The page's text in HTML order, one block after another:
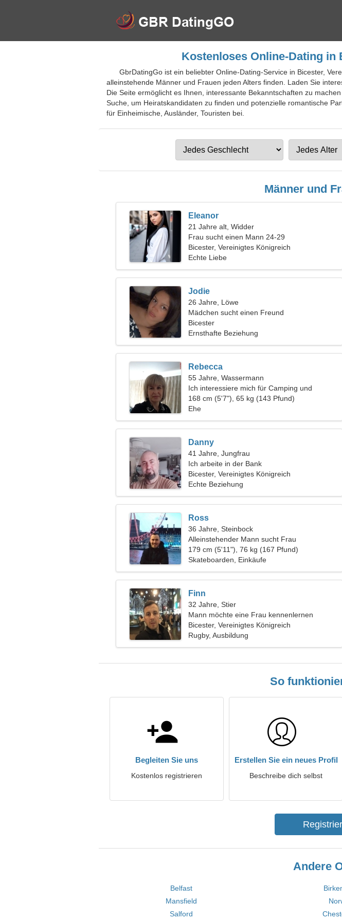
Kostenloses Online-Dating
GbrDatingGo ist ein beliebter Online-Dating-Service in Bicester,
alleinstehende Männer und Frauen jeden Alters finden. Laden Sie
Die Seite ermöglicht es Ihnen, interessante Bekanntschaften zu
Suche, um Heiratskandidaten zu finden und potenzielle romantische
für Einheimische, Ausländer, Touristen bei.
Männer und
Eleanor
21 Jahre alt, Widder
Frau sucht einen Mann 24-29
Bicester, Vereinigtes Königreich
Echte Liebe
Jodie
26 Jahre, Löwe
Mädchen sucht einen Freund
Bicester
Ernsthafte Beziehung
Rebecca
55 Jahre, Wassermann
Ich interessiere mich für Camping und
Videospiele
168 cm (5'7"), 65 kg (143 Pfund)
Ehe
Danny
41 Jahre, Jungfrau
Ich arbeite in der Bank
Bicester, Vereinigtes Königreich
Echte Beziehung
Ross
36 Jahre, Steinbock
Alleinstehender Mann sucht Frau
179 cm (5'11"), 76 kg (167 Pfund)
Skateboarden, Einkäufe
Finn
32 Jahre, Stier
Mann möchte eine Frau kennenlernen
Bicester, Vereinigtes Königreich
Rugby, Ausbildung
So
Begleiten Sie uns
Kostenlos registrieren
Erstellen Sie ein neues Profil
Beschreibe dich selbst
Andere
Belfast
Mansfield
Salford